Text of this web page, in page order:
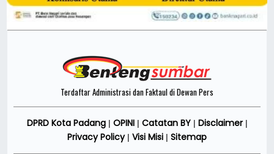
Terdaftar Administrasi dan Faktaul di Dewan Pers
DPRD Kota Padang| OPINI Catatan BY| Disclaimer|
Privacy Policy| Visi Misi Sitemap